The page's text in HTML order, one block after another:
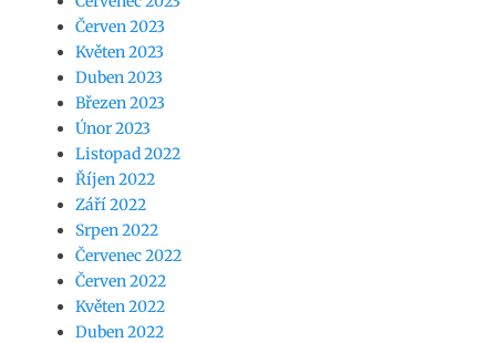
Červen 2023
Květen 2023
Duben 2023
Březen 2023
Únor 2023
Listopad 2022
Říjen 2022
Září 2022
Srpen 2022
Červenec 2022
Červen 2022
Květen 2022
Duben 2022